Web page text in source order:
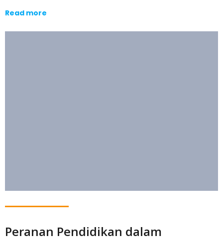
Read more
Peranan Pendidikan dalam